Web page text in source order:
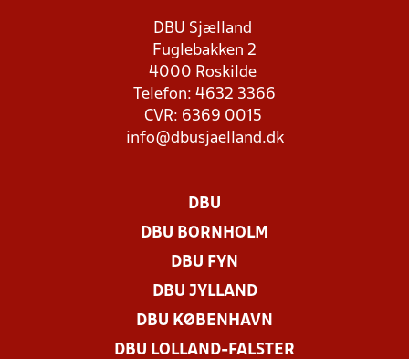
DBU Sjælland
Fuglebakken 2
4000 Roskilde
Telefon: 4632 3366
CVR: 6369 0015
info@dbusjaelland.dk
DBU
DBU BORNHOLM
DBU FYN
DBU JYLLAND
DBU KØBENHAVN
DBU LOLLAND-FALSTER